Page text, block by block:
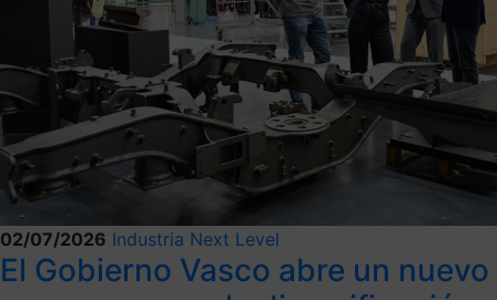
02/07/2026 Industria Next Level
El Gobierno Vasco abre un nuevo